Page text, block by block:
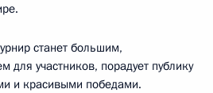
станет большим,
участников, порадует публику
и красивыми победами.